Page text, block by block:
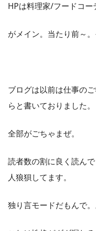
HPは料理家/フードコ
がメイン。当たり前～
ブログは以前は仕事の
らと書いておりました。
全部がごちゃまぜ。
読者数の割に良く読ん
人狼狽してます。
独り言モードだもんで。